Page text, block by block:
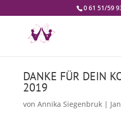
0 61 51/59
DANKE FÜR DEIN
2019
von Annika Siegenbruk|